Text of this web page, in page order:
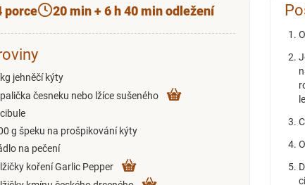
porce 20 min + 6 h 40 min odležení
jehněčí kýty
česneku nebo lžíce sušeného
g špeku na prošpikování kýty
na pečení
koření Garlic Pepper